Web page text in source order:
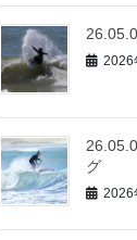
2026
グ
2026